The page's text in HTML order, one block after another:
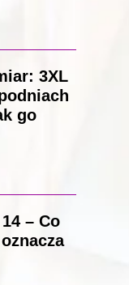
3XL
go
– Co